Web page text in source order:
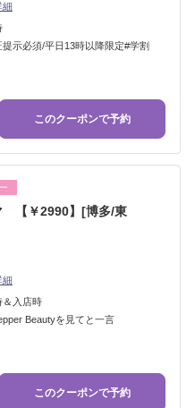
細
提示必須/平日13時以降限定#学割
このクーポンで予約
【￥2990】[博多/東
細
＆入店時
Beautyを見てと一言
このクーポンで予約